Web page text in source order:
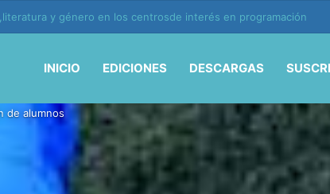
vida en la era de la IA
INICIO EDICIONES DESCARGAS
de alumnos